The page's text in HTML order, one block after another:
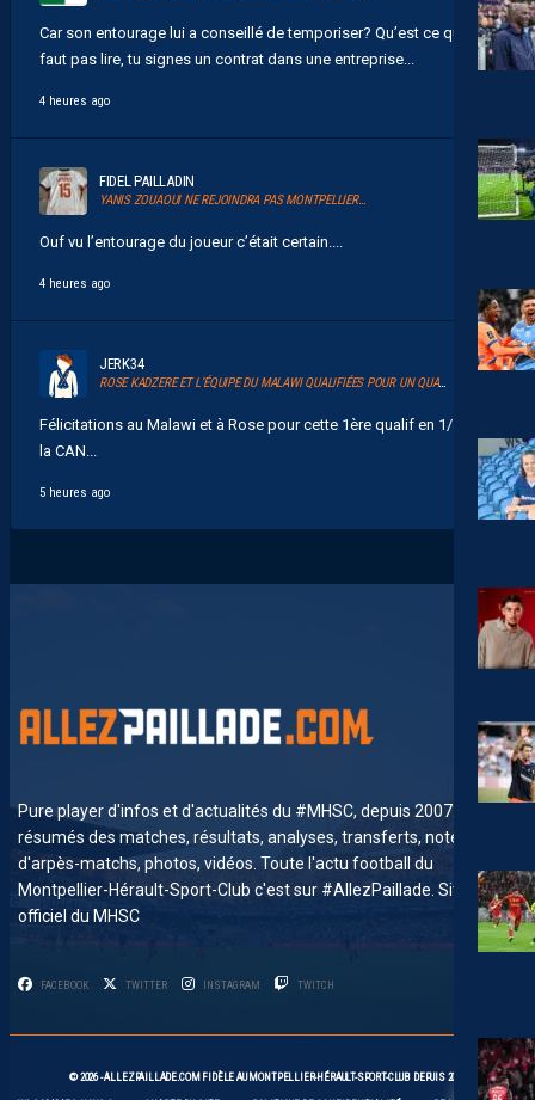
Car son entourage lui a conseillé de temporiser? Qu’est ce qu’il
faut pas lire, tu signes un contrat dans une entreprise...
4 heures ago
FIDEL PAILLADIN
YANIS ZOUAOUI NE REJOINDRA PAS MONTPELLIER…
Ouf vu l’entourage du joueur c’était certain....
4 heures ago
JERK34
ROSE KADZERE ET L’ÉQUIPE DU MALAWI QUALIFIÉES POUR UN QUART DE FINALE HISTORIQUE DE LA CAN 2026
Félicitations au Malawi et à Rose pour cette 1ère qualif en 1/4 de
la CAN...
5 heures ago
Pure player d'infos et d'actualités du #MHSC, depuis 2007. News,
résumés des matches, résultats, analyses, transferts, notes
d'arpès-matchs, photos, vidéos. Toute l'actu football du
Montpellier-Hérault-Sport-Club c'est sur #AllezPaillade. Site non-
officiel du MHSC
FACEBOOK TWITTER INSTAGRAM TWITCH
© 2026 -ALLEZPAILLADE.COM FIDÈLE AUMONTPELLIER-HÉRAULT-SPORT-CLUB DEPUIS 2007
3